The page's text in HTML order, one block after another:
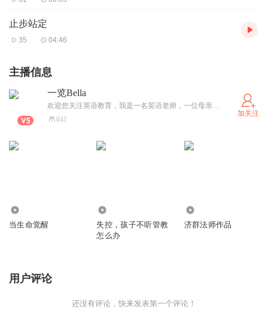
止步站定
35 04:46
主播信息
一览Bella
欢迎您关注英语教育，我是一名英语老师，一位母亲，探索育其心，育其身的教育，让孩子像学说话一样学会英语！
641
加关注
当生命觉醒
失控，孩子不听管教
怎么办
济群法师作品
用户评论
还没有评论，快来发表第一个评论！